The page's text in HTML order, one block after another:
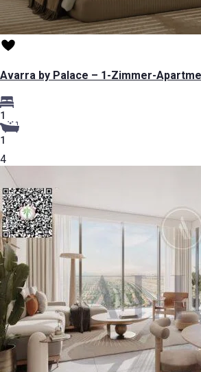
Avarra by Palace – 1-Zimmer-
1
1
4